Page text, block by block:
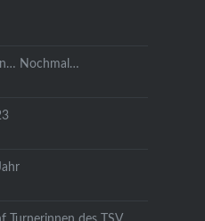
Nochmal…